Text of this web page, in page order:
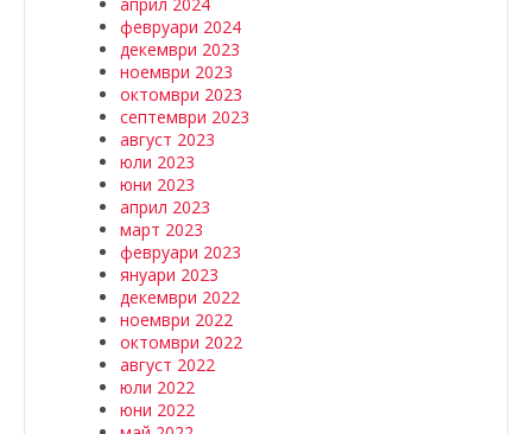
февруари 2024
декември 2023
ноември 2023
октомври 2023
септември 2023
август 2023
юли 2023
юни 2023
април 2023
март 2023
февруари 2023
януари 2023
декември 2022
ноември 2022
октомври 2022
август 2022
юли 2022
юни 2022